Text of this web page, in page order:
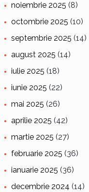
noiembrie 2025 (8)
octombrie 2025 (10)
septembrie 2025 (14)
august 2025 (14)
iulie 2025 (18)
iunie 2025 (22)
mai 2025 (26)
aprilie 2025 (42)
martie 2025 (27)
februarie 2025 (36)
ianuarie 2025 (36)
decembrie 2024 (14)